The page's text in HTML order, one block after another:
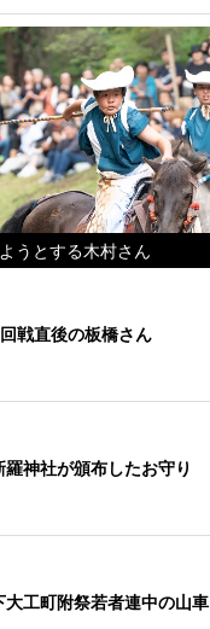
うとする木村さん
戦直後の板橋さん
羅神社が頒布したお守り
大工町附祭若者連中の山車